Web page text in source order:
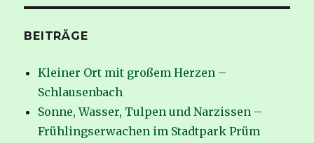
BEITRÄGE
Kleiner Ort mit großem Herzen –
Schlausenbach
Sonne, Wasser, Tulpen und Narzissen –
Frühlingserwachen im Stadtpark Prüm